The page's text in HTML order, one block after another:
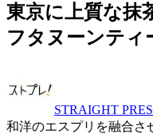
東京に上質な抹
フタヌーンティ
STRAIGHT
和洋のエスプリを融合さ